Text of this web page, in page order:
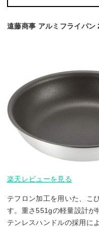
遠藤商事 アルミフライパ
楽天レビューを見る
テフロン加工を用いた、こ
す。重さ551gの軽量設計が
テンレスハンドルの採用に